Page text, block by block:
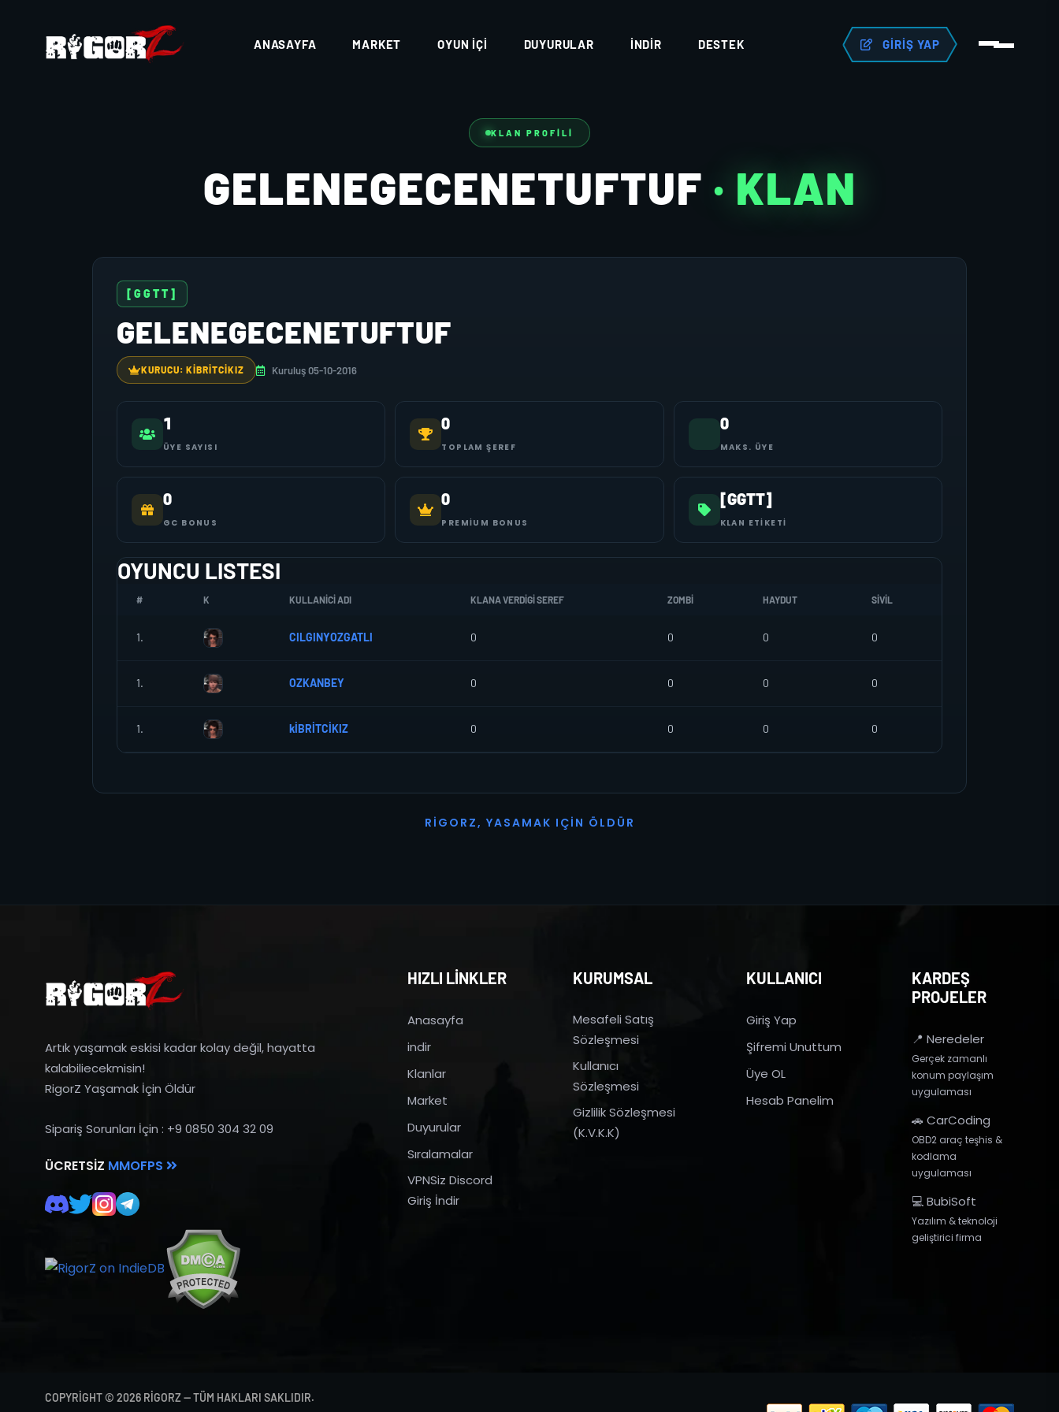
ANASAYFA MARKET OYUN İÇI DUYURULAR İNDIR DESTEK GIRIŞ YAP
KLAN PROFILI
GELENEGECENETUFTUF · KLAN
[GGTT]
GELENEGECENETUFTUF
KURUCU: KİBRİTCİKIZ Kuruluş 05-10-2016
1
ÜYE SAYISI
0
TOPLAM ŞEREF
0
MAKS. ÜYE
0
GC BONUS
0
PREMIUM BONUS
[GGTT]
KLAN ETIKETI
OYUNCU LISTESI
# K KULLANICI ADI KLANA VERDIGI SEREF ZOMBI HAYDUT SIVIL
1. CILGINYOZGATLI 0 0 0 0
1. OZKANBEY 0 0 0 0
1. kİBRİTCİKIZ 0 0 0 0
R I G O R Z, YASAMAK I ÇI N Ö L D Ü R
Artık yaşamak eskisi kadar kolay değil, hayatta
kalabiliecekmisin!
RigorZ Yaşamak İçin Öldür
Sipariş Sorunları İçin : +9 0850 304 32 09
ÜCRETSIZ MMOFPS
HIZLI LİNKLER
Anasayfa
indir
Klanlar
Market
Duyurular
Sıralamalar
VPNSiz Discord
Giriş İndir
KURUMSAL
Mesafeli Satış
Sözleşmesi
Kullanıcı
Sözleşmesi
Gizlilik Sözleşmesi
(K.V.K.K)
KULLANICI
Giriş Yap
Şifremi Unuttum
Üye OL
Hesab Panelim
KARDEŞ
PROJELER
📍 Neredeler
Gerçek zamanlı
konum paylaşım
uygulaması
🚗 CarCoding
OBD2 araç teşhis &
kodlama
uygulaması
💻 BubiSoft
Yazılım & teknoloji
geliştirici firma
COPYRIGHT © 2026 RIGORZ — TÜM HAKLARI SAKLIDIR.